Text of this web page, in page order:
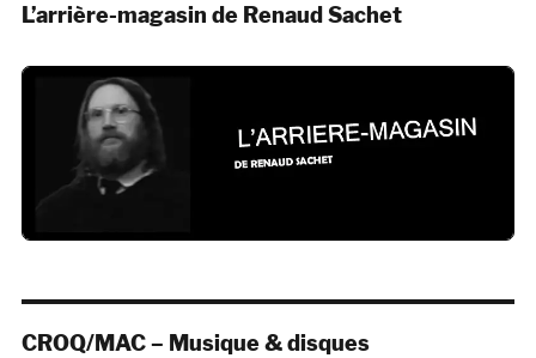
L’arrière-magasin de Renaud Sachet
CROQ/MAC – Musique & disques